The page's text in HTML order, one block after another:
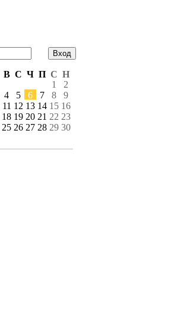
В С Ч П С Н
1
2
4 5 6 7 8
9
11 12 13 14 15 16
18 19 20 21 22 23
25 26 27 28 29 30